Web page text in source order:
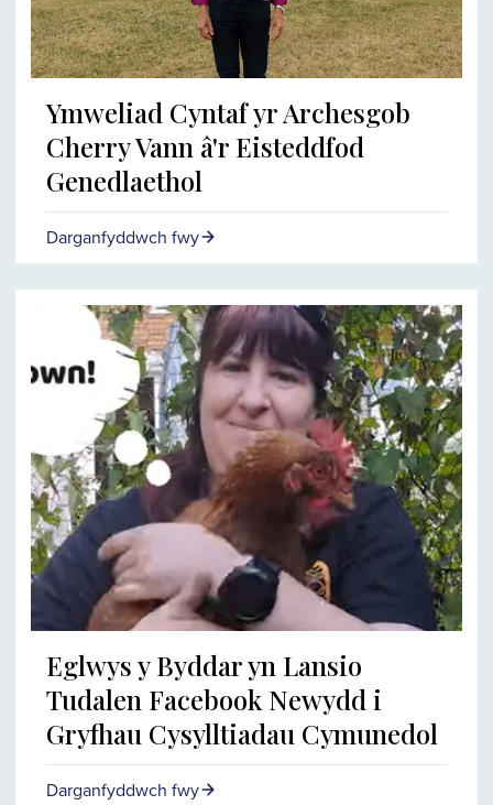
Ymweliad Cyntaf yr Archesgob
Cherry Vann â'r Eisteddfod
Genedlaethol
Darganfyddwch fwy
Eglwys y Byddar yn Lansio
Tudalen Facebook Newydd i
Gryfhau Cysylltiadau Cymunedol
Darganfyddwch fwy